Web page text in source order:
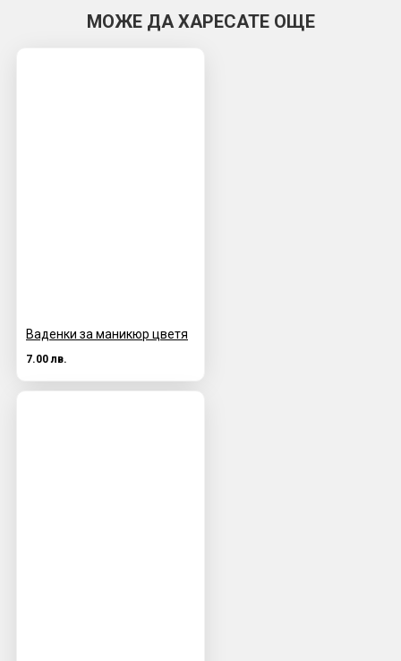
МОЖЕ ДА ХАРЕСАТЕ ОЩЕ
Ваденки за маникюр цветя
7.00 лв.